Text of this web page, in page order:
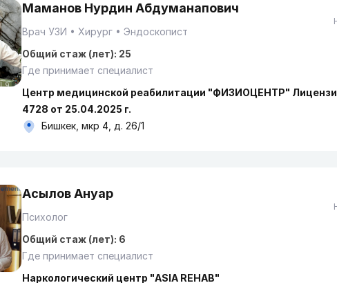
Маманов Нурдин Абдуманапович
Врач УЗИ Хирург
Эндоскопист
Общий стаж (лет): 25
Где принимает специалист
Центр медицинской реабилитации "ФИЗИОЦЕНТР"
4728 от 25.04.2025 г.
Бишкек, мкр 4, д. 26/1
Асылов Ануар
Психолог
Общий стаж (лет): 6
Где принимает специалист
Наркологический центр "ASIA REHAB"